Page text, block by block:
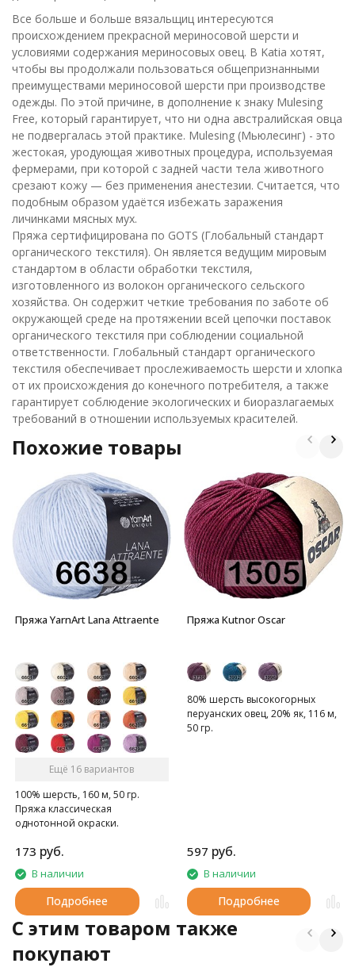
Все больше и больше вязальщиц интересуются
происхождением прекрасной мериносовой шерсти и
условиями содержания мериносовых овец. В Katia хотят,
чтобы вы продолжали пользоваться общепризнанными
преимуществами мериносовой шерсти при производстве
одежды. По этой причине, в дополнение к знаку Mulesing
Free, который гарантирует, что ни одна австралийская овца
не подвергалась этой практике. Mulesing (Мьюлесинг) - это
жестокая, уродующая животных процедура, используемая
фермерами, при которой с задней части тела животного
срезают кожу — без применения анестезии. Считается, что
подобным образом удаётся избежать заражения
личинками мясных мух.
Пряжа сертифицирована по GOTS (Глобальный стандарт
органического текстиля). Он является ведущим мировым
стандартом в области обработки текстиля,
изготовленного из волокон органического сельского
хозяйства. Он содержит четкие требования по заботе об
окружающей среде на протяжении всей цепочки поставок
органического текстиля при соблюдении социальной
ответственности. Глобальный стандарт органического
текстиля обеспечивает прослеживаемость шерсти и хлопка
от их происхождения до конечного потребителя, а также
гарантирует соблюдение экологических и биоразлагаемых
требований в отношении используемых красителей.
Похожие товары
Пряжа YarnArt Lana Attraente
Ещё 16 вариантов
100% шерсть, 160 м, 50 гр.
Пряжа классическая
однотонной окраски.
173 руб.
В наличии
Подробнее
Пряжа Kutnor Oscar
80% шерсть высокогорных
перуанских овец, 20% як, 116 м,
50 гр.
597 руб.
В наличии
Подробнее
C этим товаром также
покупают